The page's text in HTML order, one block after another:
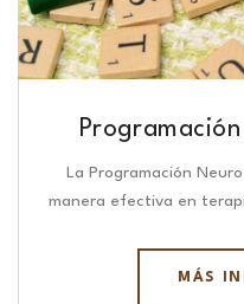
La Programación
manera efectiva en
MÁS